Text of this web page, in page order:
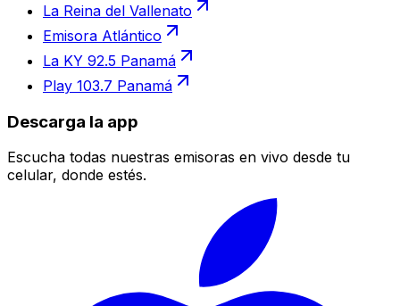
La Reina del Vallenato
Emisora Atlántico
La KY 92.5 Panamá
Play 103.7 Panamá
Descarga la app
Escucha todas nuestras emisoras en vivo desde tu
celular, donde estés.